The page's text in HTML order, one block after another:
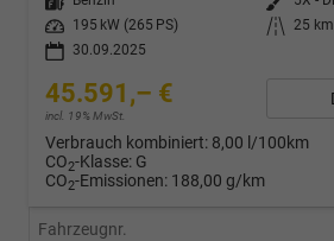
Leistung
195 kW (265 PS) Kilometerstand
25 km
30.09.2025
45.591,– €
incl. 19% MwSt.
Verbrauch kombiniert: 8,00 l/100km
CO2-Klasse: G
CO2-Emissionen: 188,00 g/km
Fahrzeugnr.